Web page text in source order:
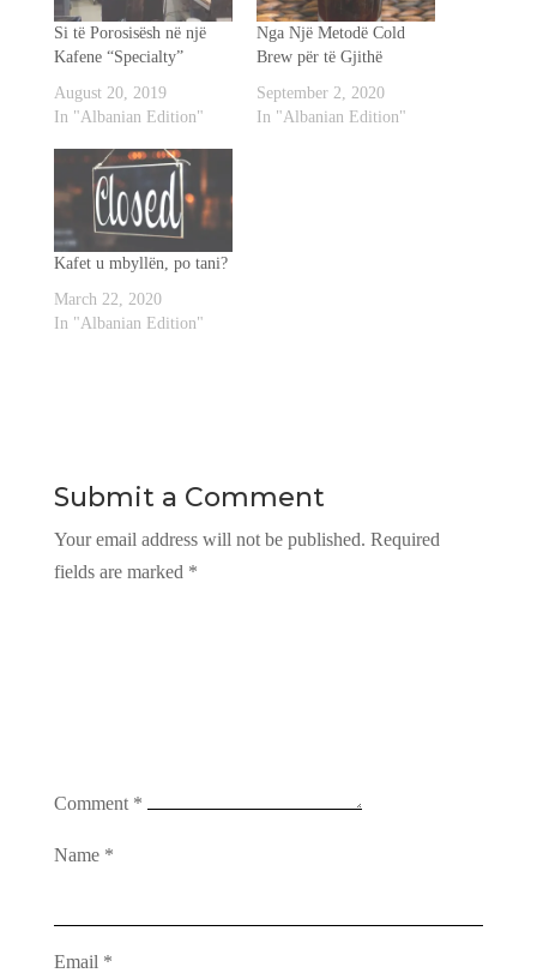
Si të Porosisësh në një
Kafene “Specialty”
August 20, 2019
In "Albanian Edition"
Nga Një Metodë Cold
Brew për të Gjithë
September 2, 2020
In "Albanian Edition"
Kafet u mbyllën, po tani?
March 22, 2020
In "Albanian Edition"
Submit a Comment
Your email address will not be published. Required
fields are marked *
Comment *
Name *
Email *